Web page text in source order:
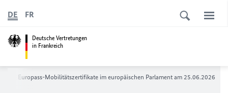
Deutsche Vertretungen
in Frankreich
DE FR
der Europass-Mobilitätszertifikate im europäischen Parlament am 25.06.2026